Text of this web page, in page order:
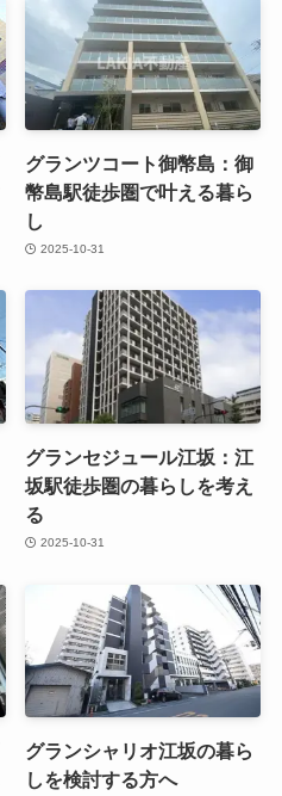
グランツコート御幣島：御
幣島駅徒歩圏で叶える暮ら
し
2025-10-31
グランセジュール江坂：江
坂駅徒歩圏の暮らしを考え
る
2025-10-31
グランシャリオ江坂の暮ら
しを検討する方へ